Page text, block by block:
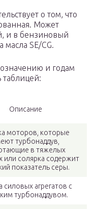
о том, что
Может
и в бензиновый
SЕ/СG.
и годам
Описание
моторов, которые
турбонаддув,
в тяжелых
или солярка содержит
показатель серы.
силовых агрегатов с
турбонаддувом.